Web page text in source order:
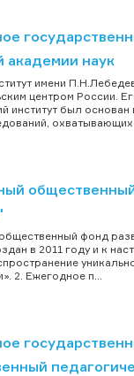
академии наук
имени
центром России.
институт был
охватывающих
фонд
в 2011 году и к
2. Ежегодное п...